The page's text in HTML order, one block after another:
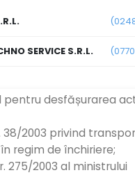
SERVICE S.R.L.
pentru desfășurarea
38/2003 privind
regim de închiriere;
275/2003 al ministrului